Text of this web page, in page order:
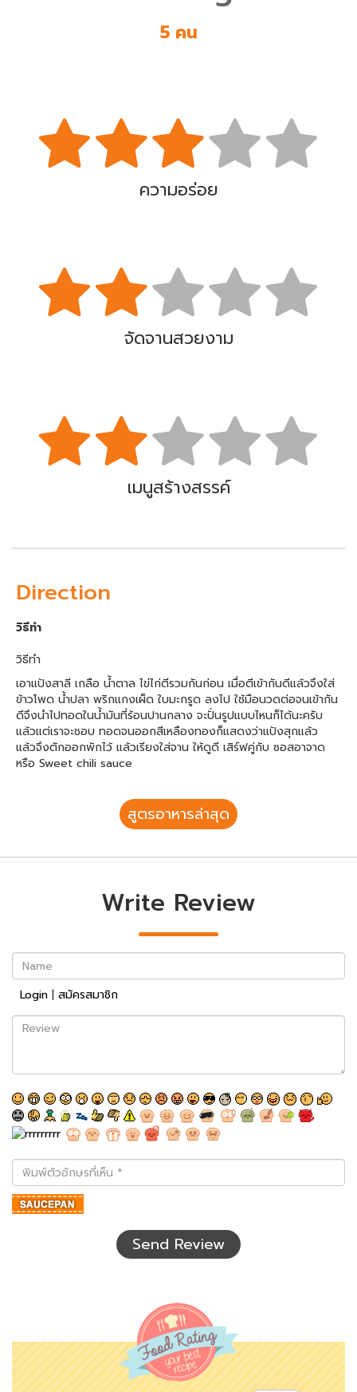
5 คน
ความอร่อย
จัดจานสวยงาม
เมนูสร้างสรรค์
Direction
วิธีทำ
วิธีทำ
เอาแป้งสาลี เกลือ น้ำตาล ไข่ไก่ตีรวมกันก่อน เมื่อตีเข้ากันดีแล้วจึงใส่
ข้าวโพด น้ำปลา พริกแกงเผ็ด ใบมะกรูด ลงไป ใช้มือนวดต่อจนเข้ากัน
ดีจึงนำไปทอดในน้ำมันที่ร้อนปานกลาง จะปั่นรูปแบบไหนก็ได้นะครับ
แล้วแต่เราจะชอบ ทอดจนออกสีเหลืองทองก็แสดงว่าแป้งสุกแล้ว
แล้วจึงตักออกพักไว้ แล้วเรียงใส่จาน ให้ดูดี เสิร์ฟคู่กับ ซอสอาจาด
หรือ Sweet chili sauce
สูตรอาหารล่าสุด
Write Review
Name
Login | สมัครสมาชิก
Review
พิมพ์
ตัว
อักษร
ที่
Send Review